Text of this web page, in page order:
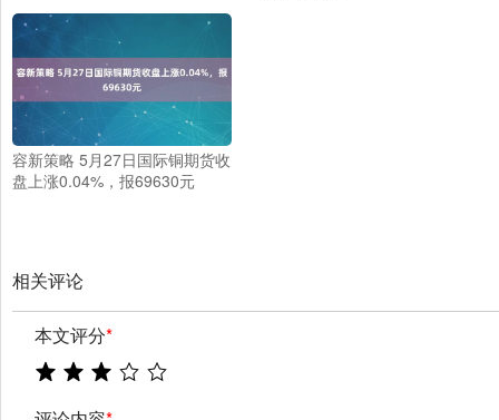
容新策略 5月27日国际铜期货收
盘上涨0.04%，报69630元
相关评论
本文评分*